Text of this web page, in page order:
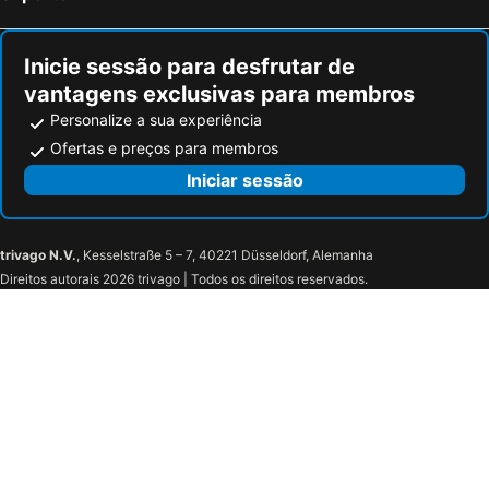
Inicie sessão para desfrutar de
vantagens exclusivas para membros
Personalize a sua experiência
Ofertas e preços para membros
Iniciar sessão
trivago N.V., Kesselstraße 5 – 7, 40221 Düsseldorf, Alemanha
Direitos autorais 2026 trivago | Todos os direitos reservados.